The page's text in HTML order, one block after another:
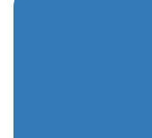
Beach